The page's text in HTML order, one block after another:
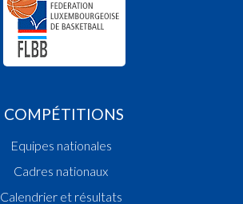
COMPÉTITIONS
Equipes nationales
Cadres nationaux
Calendrier et résultats